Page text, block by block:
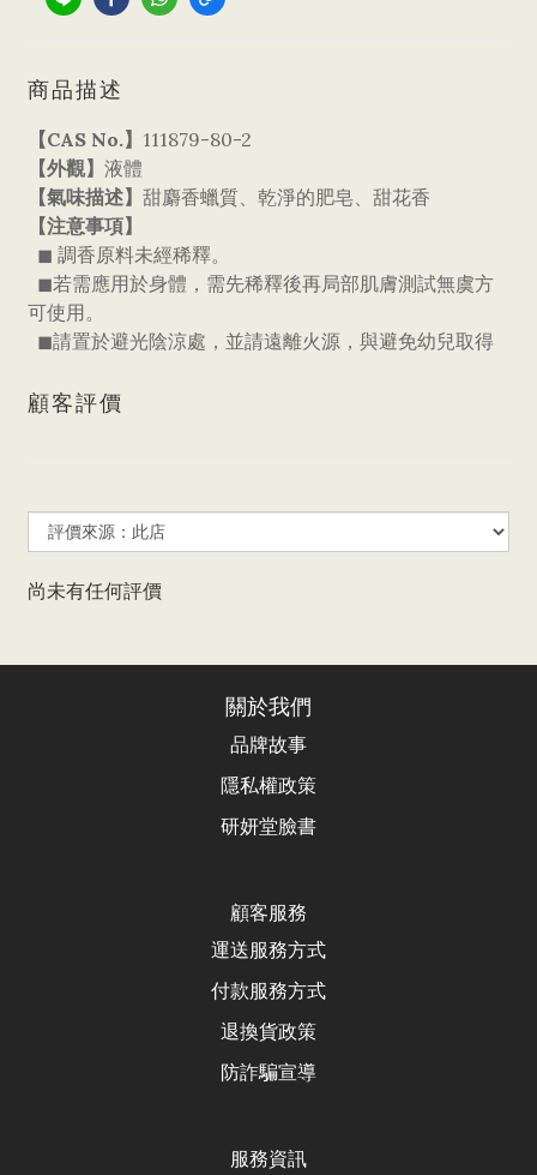
商品描述
【CAS No.】 111879-80-2
【外觀】 液體
【氣味描述】 甜麝香蠟質、乾淨的肥皂、甜花香
【注意事項】
◼ 調香原料未經稀釋。
◼若需應用於身體，需先稀釋後再局部肌膚測試無虞方
可使用。
◼請置於避光陰涼處，並請遠離火源，與避免幼兒取得
顧客評價
尚未有任何評價
關於我們
品牌故事
隱私權政策
研妍堂臉書
顧客服務
運送服務方式
付款服務方式
退換貨政策
防詐騙宣導
服務資訊